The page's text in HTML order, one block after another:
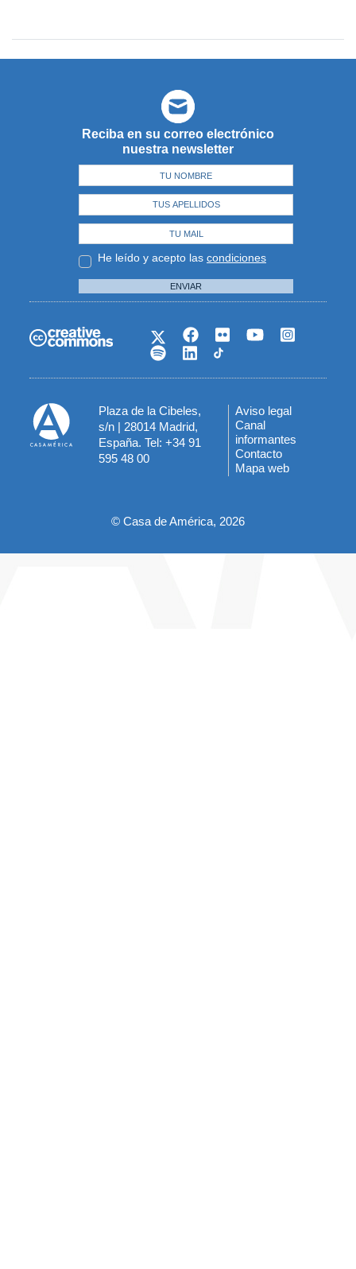
Reciba en su correo electrónico
nuestra newsletter
He leído y acepto las condiciones
ENVIAR
Plaza de la Cibeles,
s/n | 28014 Madrid,
España. Tel: +34 91
595 48 00
Menú
del
pie
Aviso legal
Canal
informantes
Contacto
Mapa web
© Casa de América, 2026